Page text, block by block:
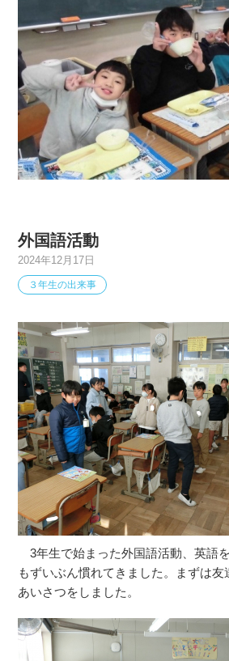
外国語活動
2024年12月17日
３年生の出来事
3年生で始まった外国語活動、英語
もずいぶん慣れてきました。まずは友
あいさつをしました。